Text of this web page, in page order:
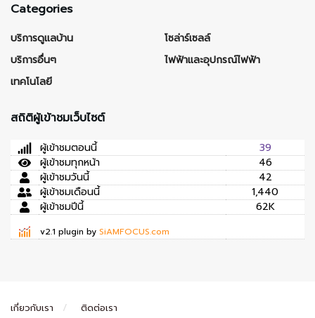
Categories
บริการดูแลบ้าน
บริการอื่นๆ
เทคโนโลยี
โซล่าร์เซลล์
ไฟฟ้าและอุปกรณ์ไฟฟ้า
สถิติผู้เข้าชมเว็บไซต์
ผู้เข้าชมตอนนี้
39
ผู้เข้าชมทุกหน้า
46
ผู้เข้าชมวันนี้
42
ผู้เข้าชมเดือนนี้
1,440
ผู้เข้าชมปีนี้
62K
v2.1 plugin by SiAMFOCUS.com
เกี่ยวกับเรา ติดต่อเรา